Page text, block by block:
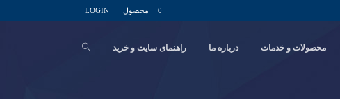
LOGIN 0 محصول
محصولات و خدمات درباره ما راهنمای سایت و خرید